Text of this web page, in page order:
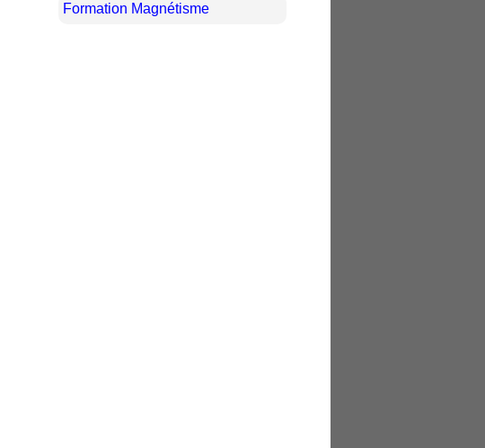
Formation Magnétisme